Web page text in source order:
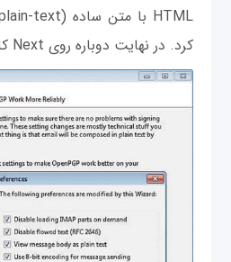
کرد. در نهایت دوباره روی Next کلیک کنید.